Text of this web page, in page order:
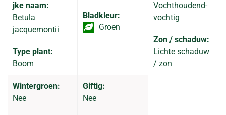
jke naam:
Betula
jacquemontii
Type plant:
Boom
Bladkleur:
Groen
Vochthoudend-
vochtig
Zon / schaduw:
Lichte schaduw
/ zon
Wintergroen:
Nee
Giftig:
Nee